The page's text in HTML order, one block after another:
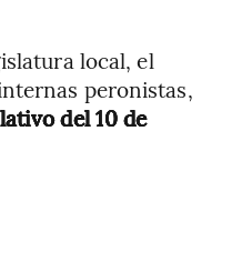
local, el
peronistas,
del 10 de